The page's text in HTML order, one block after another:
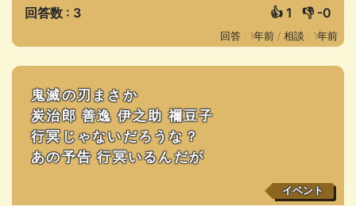
回答数 : 3 👍 1 👎 -0
回答 : 1年前 / 相談 : 1年前
鬼滅の刃まさか
炭治郎 善逸 伊之助 禰豆子
行冥じゃないだろうな？
あの予告 行冥いるんだが
イベント